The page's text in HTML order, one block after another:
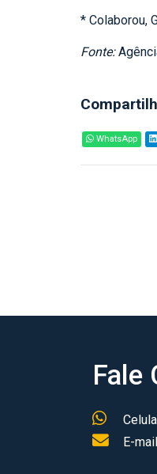
* Colaborou,
Fonte:
WhatsApp
Fale
E-